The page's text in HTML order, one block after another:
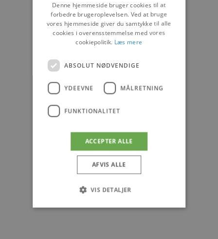
Denne hjemmeside bruger cookies til at
forbedre brugeroplevelsen. Ved at bruge
vores hjemmeside giver du samtykke til alle
cookies i overensstemmelse med vores
cookiepolitik. Læs mere
ABSOLUT NØDVENDIGE
YDEEVNE MÅLRETNING
FUNKTIONALITET
ACCEPTER ALLE
AFVIS ALLE
VIS DETALJER